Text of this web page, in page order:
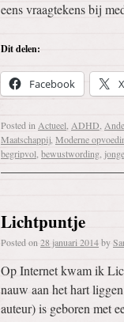
eens vraagtekens bij
Dit delen:
Facebook X
Posted in Actueel ADHD
Maatschappij Moderne
begripvol bewustwording
Lichtpuntje
Posted on 28 januari 2014by
Op Internet kwam ik
nauw aan het hart
auteur) is geboren met